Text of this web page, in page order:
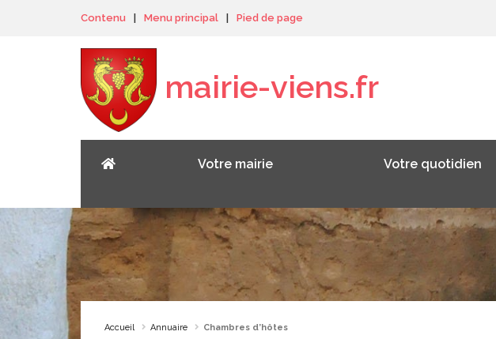
Contenu Menu principal Pied de page
mairie-viens.fr
Votre mairie Votre quotidien
Accueil Annuaire Chambres d’hôtes